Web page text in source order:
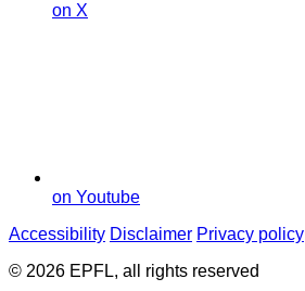
on X
on Youtube
Accessibility Disclaimer Privacy policy
© 2026 EPFL, all rights reserved